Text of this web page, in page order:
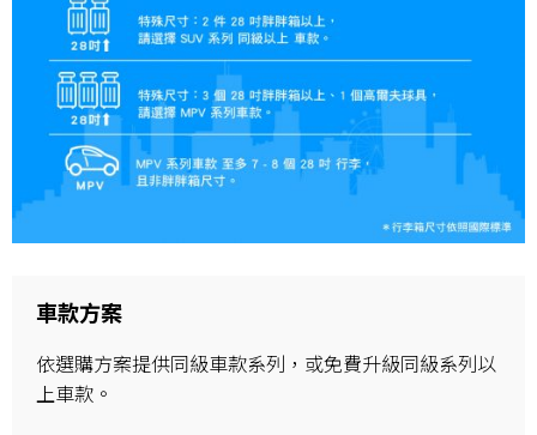
車款方案
依選購方案提供同級車款系列，或免費升級同級系列以
上車款。